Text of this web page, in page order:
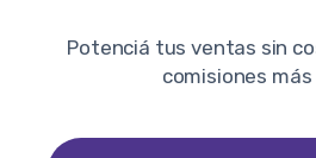
Potenciá tus ventas sin
comisiones más